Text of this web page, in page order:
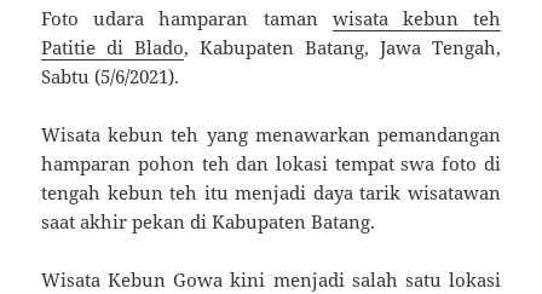
Foto udara hamparan taman wisata kebun teh
Patitie di Blado, Kabupaten Batang, Jawa Tengah,
Sabtu (5/6/2021).
Wisata kebun teh yang menawarkan pemandangan
hamparan pohon teh dan lokasi tempat swa foto di
tengah kebun teh itu menjadi daya tarik wisatawan
saat akhir pekan di Kabupaten Batang.
Wisata Kebun Gowa kini menjadi salah satu lokasi